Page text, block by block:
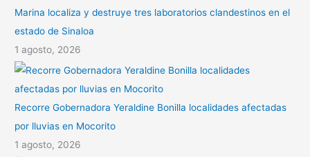
Marina localiza y destruye tres laboratorios clandestinos en el
estado de Sinaloa
1 agosto, 2026
Recorre Gobernadora Yeraldine Bonilla localidades afectadas
por lluvias en Mocorito
1 agosto, 2026